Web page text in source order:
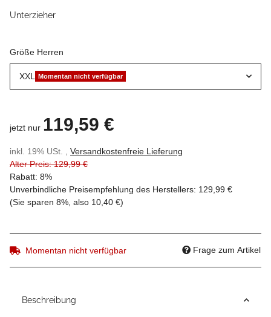
Unterzieher
Größe Herren
XXL Momentan nicht verfügbar
jetzt nur 119,59 €
inkl. 19% USt. , Versandkostenfreie Lieferung
Alter Preis: 129,99 €
Rabatt: 8%
Unverbindliche Preisempfehlung des Herstellers: 129,99 €
(Sie sparen 8% , also 10,40 €)
Momentan nicht verfügbar Frage zum Artikel
Beschreibung